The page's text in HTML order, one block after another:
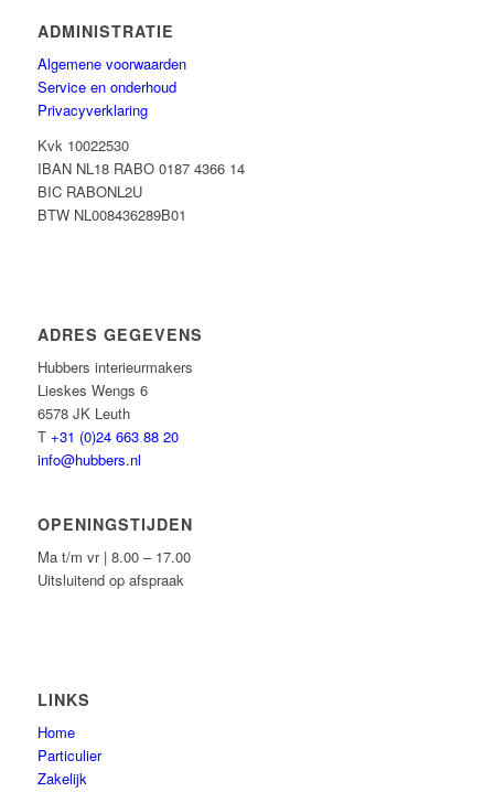
ADMINISTRATIE
Algemene voorwaarden
Service en onderhoud
Privacyverklaring
Kvk 10022530
IBAN NL18 RABO 0187 4366 14
BIC RABONL2U
BTW NL008436289B01
ADRES GEGEVENS
Hubbers interieurmakers
Lieskes Wengs 6
6578 JK Leuth
T +31 (0)24 663 88 20
info@hubbers.nl
OPENINGSTIJDEN
Ma t/m vr | 8.00 – 17.00
Uitsluitend op afspraak
LINKS
Home
Particulier
Zakelijk